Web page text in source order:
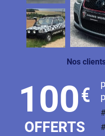
Nos
100€
OFFERTS